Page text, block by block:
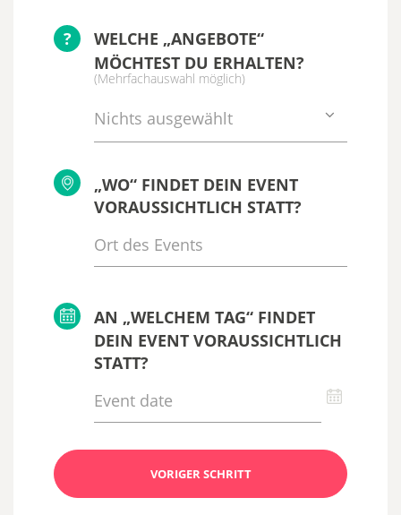
?
WELCHE „ANGEBOTE“
MÖCHTEST DU ERHALTEN?
(Mehrfachauswahl möglich)
Nichts ausgewählt
„WO“ FINDET DEIN EVENT
VORAUSSICHTLICH STATT?
AN „WELCHEM TAG“ FINDET
DEIN EVENT VORAUSSICHTLICH
STATT?
VORIGER SCHRITT